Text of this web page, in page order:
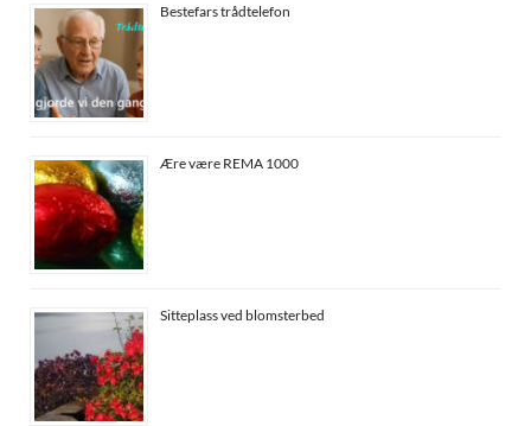
Bestefars trådtelefon
Ære være REMA 1000
Sitteplass ved blomsterbed